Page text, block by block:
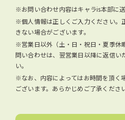
※お問い合わせ内容はキャラis本部に送
※個人情報は正しくご入力ください。
きない場合がございます。
※営業日以外（土・日・祝日・夏季休
問い合わせは、翌営業日以降に返信い
い。
※なお、内容によってはお時間を頂く
ございます。あらかじめご了承ください